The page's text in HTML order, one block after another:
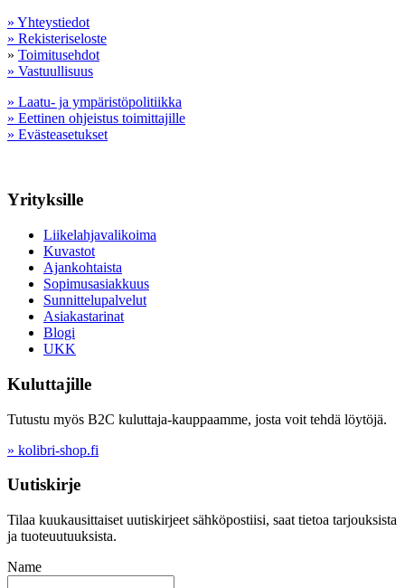
» Yhteystiedot
» Rekisteriseloste
» Toimitusehdot
» Vastuullisuus
» Laatu- ja ympäristöpolitiikka
» Eettinen ohjeistus toimittajille
» Evästeasetukset
Yrityksille
Liikelahjavalikoima
Kuvastot
Ajankohtaista
Sopimusasiakkuus
Sunnittelupalvelut
Asiakastarinat
Blogi
UKK
Kuluttajille
Tutustu myös B2C kuluttaja-kauppaamme, josta voit tehdä löytöjä.
» kolibri-shop.fi
Uutiskirje
Tilaa kuukausittaiset uutiskirjeet sähköpostiisi, saat tietoa tarjouksista
ja tuoteuutuuksista.
Name